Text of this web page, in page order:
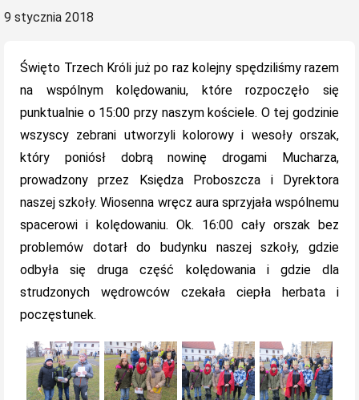
Posted
9 stycznia 2018
Święto Trzech Króli już po raz kolejny spędziliśmy razem
na wspólnym kolędowaniu, które rozpoczęło się
punktualnie o 15:00 przy naszym kościele. O tej godzinie
wszyscy zebrani utworzyli kolorowy i wesoły orszak,
który poniósł dobrą nowinę drogami Mucharza,
prowadzony przez Księdza Proboszcza i Dyrektora
naszej szkoły. Wiosenna wręcz aura sprzyjała wspólnemu
spacerowi i kolędowaniu. Ok. 16:00 cały orszak bez
problemów dotarł do budynku naszej szkoły, gdzie
odbyła się druga część kolędowania i gdzie dla
strudzonych wędrowców czekała ciepła herbata i
poczęstunek.